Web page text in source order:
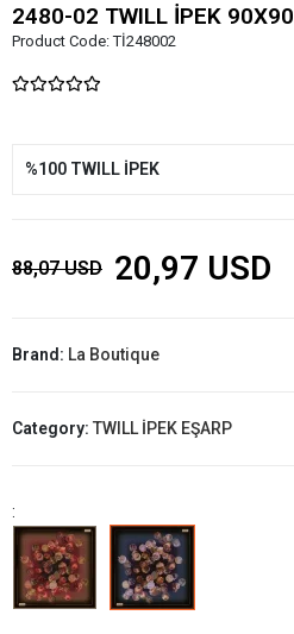
2480-02 TWILL İPEK 90X90
Product Code:Tİ248002
%100 TWILL İPEK
88,07 USD 20,97 USD
Brand: La Boutique
Category: TWILL İPEK EŞARP
: